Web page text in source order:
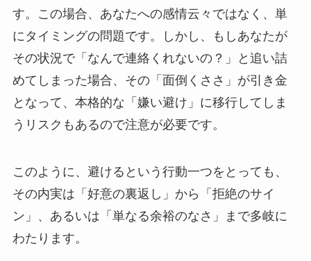
す。この場合、あなたへの感情云々ではなく、単
にタイミングの問題です。しかし、もしあなたが
その状況で「なんで連絡くれないの？」と追い詰
めてしまった場合、その「面倒くささ」が引き金
となって、本格的な「嫌い避け」に移行してしま
うリスクもあるので注意が必要です。
このように、避けるという行動一つをとっても、
その内実は「好意の裏返し」から「拒絶のサイ
ン」、あるいは「単なる余裕のなさ」まで多岐に
わたります。